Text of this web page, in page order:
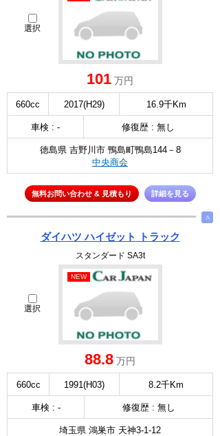
選択
101 万円
660cc 2017(H29) 16.9千Km
車検 : - 修復歴 : 無し
徳島県 吉野川市 鴨島町鴨島144－8
中央商会
無料お問い合わせ & 見積もり 詳細を見る
∧
ダイハツ ハイゼット トラック
スタンダード SA3t
選択
NEW
88.8 万円
660cc 1991(H03) 8.2千Km
車検 : - 修復歴 : 無し
埼玉県 鴻巣市 天神3-1-12